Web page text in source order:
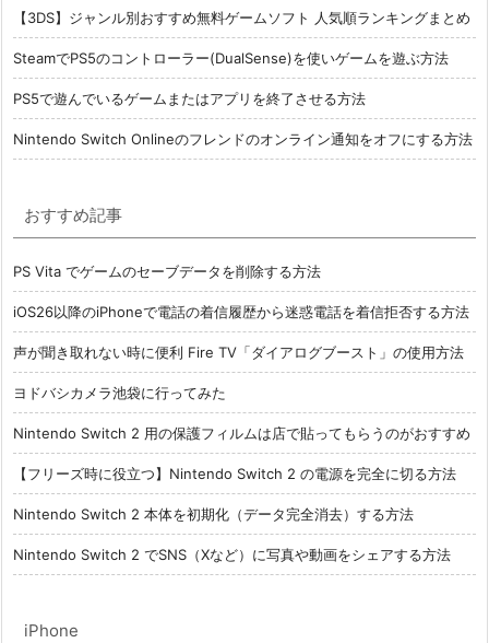
【3DS】ジャンル別おすすめ無料ゲームソフト 人気順ランキングまとめ
SteamでPS5のコントローラー(DualSense)を使いゲームを遊ぶ方法
PS5で遊んでいるゲームまたはアプリを終了させる方法
Nintendo Switch Onlineのフレンドのオンライン通知をオフにする方法
おすすめ記事
PS Vita でゲームのセーブデータを削除する方法
iOS26以降のiPhoneで電話の着信履歴から迷惑電話を着信拒否する方法
声が聞き取れない時に便利 Fire TV「ダイアログブースト」の使用方法
ヨドバシカメラ池袋に行ってみた
Nintendo Switch 2 用の保護フィルムは店で貼ってもらうのがおすすめ
【フリーズ時に役立つ】Nintendo Switch 2 の電源を完全に切る方法
Nintendo Switch 2 本体を初期化（データ完全消去）する方法
Nintendo Switch 2 でSNS（Xなど）に写真や動画をシェアする方法
iPhone